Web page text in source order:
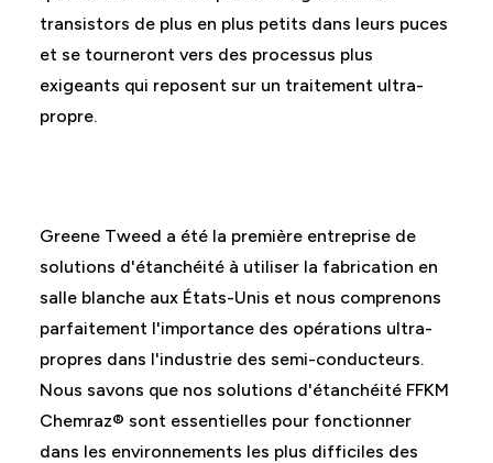
transistors de plus en plus petits dans leurs puces
et se tourneront vers des processus plus
exigeants qui reposent sur un traitement ultra-
propre.
Greene Tweed a été la première entreprise de
solutions d'étanchéité à utiliser la fabrication en
salle blanche aux États-Unis et nous comprenons
parfaitement l'importance des opérations ultra-
propres dans l'industrie des semi-conducteurs.
Nous savons que nos solutions d'étanchéité FFKM
Chemraz® sont essentielles pour fonctionner
dans les environnements les plus difficiles des